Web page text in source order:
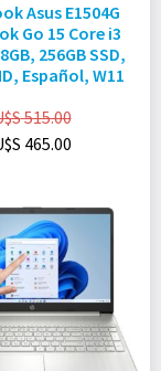
Asus E1504G
Go 15 Core i3
256GB SSD,
Español, W11
515.00
465.00